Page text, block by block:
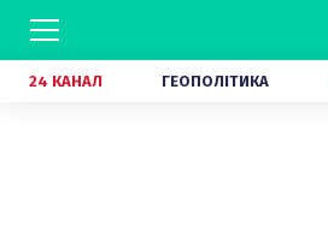
24 КАНАЛ ГЕОПОЛІТИКА